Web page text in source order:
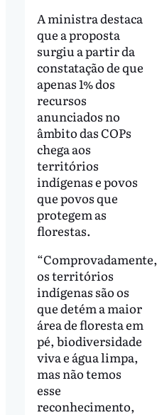
A ministra destaca
que a proposta
surgiu a partir da
constatação de que
apenas 1% dos
recursos
anunciados no
âmbito das COPs
chega aos
territórios
indígenas e povos
que povos que
protegem as
florestas.
“Comprovadamente,
os territórios
indígenas são os
que detém a maior
área de floresta em
pé, biodiversidade
viva e água limpa,
mas não temos
esse
reconhecimento,